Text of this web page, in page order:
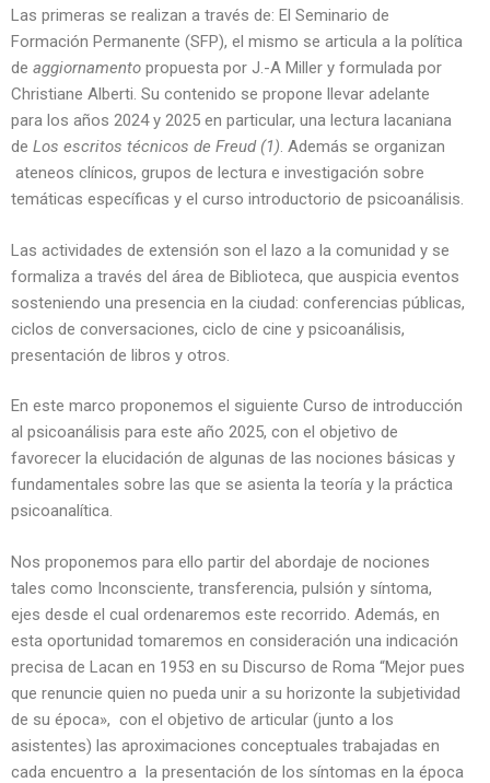
Las primeras se realizan a través de: El Seminario de
Formación Permanente (SFP), el mismo se articula a la política
de aggiornamento propuesta por J.-A Miller y formulada por
Christiane Alberti. Su contenido se propone llevar adelante
para los años 2024 y 2025 en particular, una lectura lacaniana
de Los escritos técnicos de Freud (1). Además se organizan
ateneos clínicos, grupos de lectura e investigación sobre
temáticas específicas y el curso introductorio de psicoanálisis.
Las actividades de extensión son el lazo a la comunidad y se
formaliza a través del área de Biblioteca, que auspicia eventos
sosteniendo una presencia en la ciudad: conferencias públicas,
ciclos de conversaciones, ciclo de cine y psicoanálisis,
presentación de libros y otros.
En este marco proponemos el siguiente Curso de introducción
al psicoanálisis para este año 2025, con el objetivo de
favorecer la elucidación de algunas de las nociones básicas y
fundamentales sobre las que se asienta la teoría y la práctica
psicoanalítica.
Nos proponemos para ello partir del abordaje de nociones
tales como Inconsciente, transferencia, pulsión y síntoma,
ejes desde el cual ordenaremos este recorrido. Además, en
esta oportunidad tomaremos en consideración una indicación
precisa de Lacan en 1953 en su Discurso de Roma “Mejor pues
que renuncie quien no pueda unir a su horizonte la subjetividad
de su época», con el objetivo de articular (junto a los
asistentes) las aproximaciones conceptuales trabajadas en
cada encuentro a la presentación de los síntomas en la época